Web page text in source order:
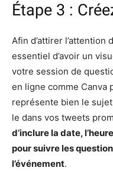
Étape 3 :
Afin d’attirer
essentiel d’avoir un
votre session de
en ligne comme Canva
représente bien le
le dans vos tweets
d’inclure la date,
pour suivre les
l’événement.